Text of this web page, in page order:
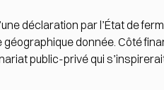
déclaration par l’État de
donnée. Côté
public-privé qui